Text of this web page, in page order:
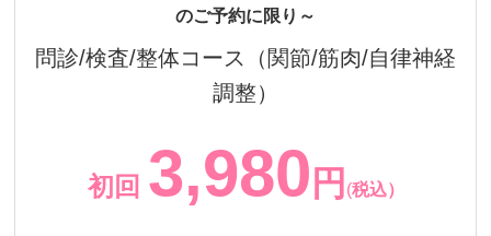
のご予約に限り～
問診/検査/整体コース（関節/筋肉/自律神経
調整）
初回 3,980 円 (税込）